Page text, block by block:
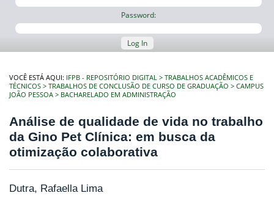
Password:
Log In
VOCÊ ESTÁ AQUI: IFPB - REPOSITÓRIO DIGITAL
TRABALHOS ACADÊMICOS E
TÉCNICOS
TRABALHOS DE CONCLUSÃO DE CURSO DE GRADUAÇÃO
CAMPUS
JOÃO PESSOA
BACHARELADO EM ADMINISTRAÇÃO
Análise de qualidade de vida no trabalho
da Gino Pet Clínica: em busca da
otimização colaborativa
Dutra, Rafaella Lima